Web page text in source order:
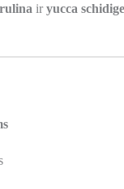
ir yucca